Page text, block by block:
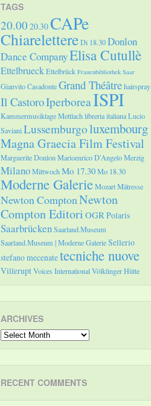
TAGS
20.00 20.30CAPe
ChiarelettereDi 18.30Donlon
Dance CompanyElisa Cutullè
EttelbrueckEttelbrück Frauenbibliothek Saar
Gianvito CasadonteGrand Théâtrehairspray
Il CastoroIperboreaISPI
Kammermusiktage Mettlachlibreria italianaLucio
SavianiLussemburgoluxembourg
Magna Graecia Film Festival
Marguerite DonlonMarioenrico D'AngeloMerzig
MilanoMittwochMo 17.30Mo 18.30
Moderne GalerieMozartMätresse
Newton ComptonNewton
Compton Editori OGRPolaris
SaarbrückenSaarland.Museum
Saarland.Museum | Moderne GalerieSellerio
stefano mecenatetecniche nuove
VilleruptVoices InternationalVölklinger Hütte
ARCHIVES
Archives
RECENT COMMENTS